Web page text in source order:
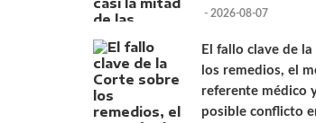
- 2026-08-07
El fallo clave de
los remedios, el
referente médico
posible conflicto